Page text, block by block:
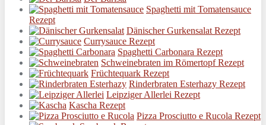
Spaghetti mit Tomatensauce
Rezept
Dänischer Gurkensalat Rezept
Currysauce Rezept
Spaghetti Carbonara Rezept
Schweinebraten im Römertopf Rezept
Früchtequark Rezept
Rinderbraten Esterhazy Rezept
Leipziger Allerlei Rezept
Kascha Rezept
Pizza Prosciutto e Rucola Rezept